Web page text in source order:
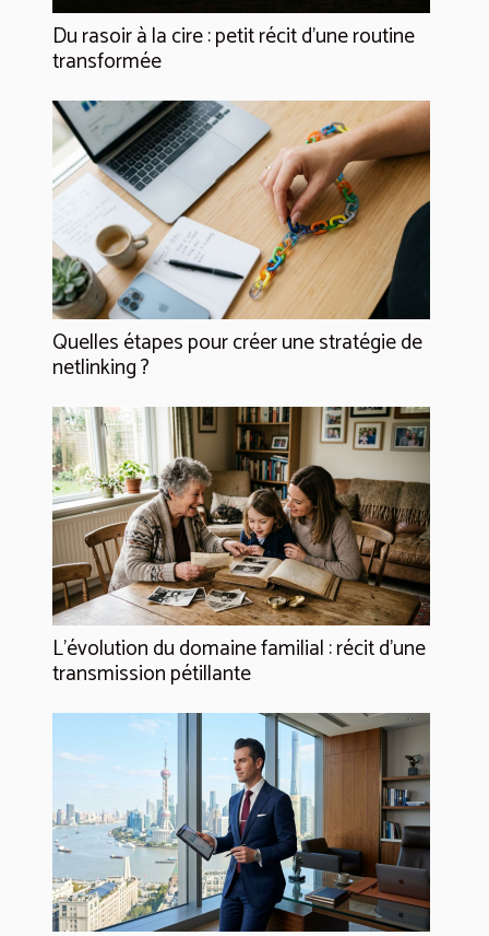
Du rasoir à la cire : petit récit d’une routine
transformée
Quelles étapes pour créer une stratégie de
netlinking ?
L’évolution du domaine familial : récit d’une
transmission pétillante